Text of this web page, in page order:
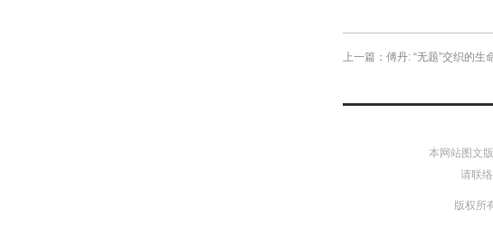
上一篇：傅丹: “无题”交织的生
本网站图文
请联
版权所